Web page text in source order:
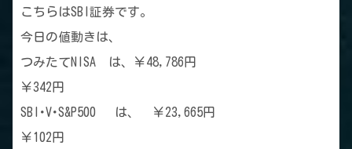
こちらはSBI証券です。
今日の値動きは、
つみたてNISA は、￥48,786円
￥342円
SBI･V･S&P500 は、 ￥23,665円
￥102円